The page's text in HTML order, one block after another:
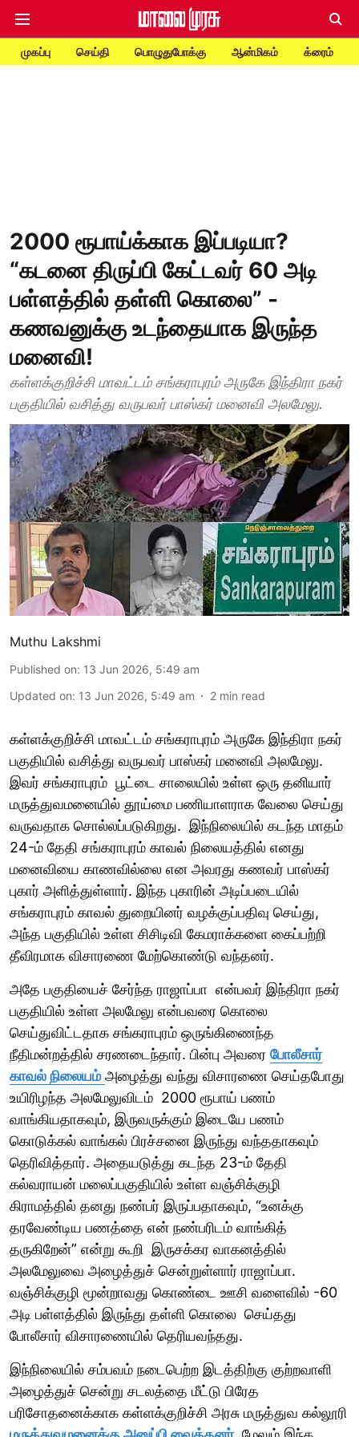
முகப்பு செய்தி பொழுதுபோக்கு ஆன்மிகம் க்ரைம்
2000 ரூபாய்க்காக இப்படியா?
“கடனை திருப்பி கேட்டவர் 60 அடி
பள்ளத்தில் தள்ளி கொலை” -
கணவனுக்கு உடந்தையாக இருந்த
மனைவி!
கள்ளக்குறிச்சி மாவட்டம் சங்கராபுரம் அருகே இந்திரா நகர்
பகுதியில் வசித்து வருபவர் பாஸ்கர் மனைவி அலமேலு.
Muthu Lakshmi
Published on: 13 Jun 2026, 5:49 am
Updated on: 13 Jun 2026, 5:49 am 2 min read
கள்ளக்குறிச்சி மாவட்டம் சங்கராபுரம் அருகே இந்திரா நகர்
பகுதியில் வசித்து வருபவர் பாஸ்கர் மனைவி அலமேலு.
இவர் சங்கராபுரம் பூட்டை சாலையில் உள்ள ஒரு தனியார்
மருத்துவமனையில் தூய்மை பணியாளராக வேலை செய்து
வருவதாக சொல்லப்படுகிறது. இந்நிலையில் கடந்த மாதம்
24-ம் தேதி சங்கராபுரம் காவல் நிலையத்தில் எனது
மனைவியை காணவில்லை என அவரது கணவர் பாஸ்கர்
புகார் அளித்துள்ளார். இந்த புகாரின் அடிப்படையில்
சங்கராபுரம் காவல் துறையினர் வழக்குப்பதிவு செய்து,
அந்த பகுதியில் உள்ள சிசிடிவி கேமராக்களை கைப்பற்றி
தீவிரமாக விசாரணை மேற்கொண்டு வந்தனர்.
அதே பகுதியைச் சேர்ந்த ராஜாப்பா என்பவர் இந்திரா நகர்
பகுதியில் உள்ள அலமேலு என்பவரை கொலை
செய்துவிட்டதாக சங்கராபுரம் ஒருங்கிணைந்த
நீதிமன்றத்தில் சரணடைந்தார். பின்பு அவரை போலீசார்
காவல் நிலையம் அழைத்து வந்து விசாரணை செய்தபோது
உயிரிழந்த அலமேலுவிடம் 2000 ரூபாய் பணம்
வாங்கியதாகவும், இருவருக்கும் இடையே பணம்
கொடுக்கல் வாங்கல் பிரச்சனை இருந்து வந்ததாகவும்
தெரிவித்தார். அதையடுத்து கடந்த 23-ம் தேதி
கல்வராயன் மலைப்பகுதியில் உள்ள வஞ்சிக்குழி
கிராமத்தில் தனது நண்பர் இருப்பதாகவும், “உனக்கு
தரவேண்டிய பணத்தை என் நண்பரிடம் வாங்கித்
தருகிறேன்” என்று கூறி இருசக்கர வாகனத்தில்
அலமேலுவை அழைத்துச் சென்றுள்ளார் ராஜாப்பா.
வஞ்சிக்குழி மூன்றாவது கொண்டை ஊசி வளைவில் -60
அடி பள்ளத்தில் இருந்து தள்ளி கொலை செய்தது
போலீசார் விசாரணையில் தெரியவந்தது.
இந்நிலையில் சம்பவம் நடைபெற்ற இடத்திற்கு குற்றவாளி
அழைத்துச் சென்று சடலத்தை மீட்டு பிரேத
பரிசோதனைக்காக கள்ளக்குறிச்சி அரசு மருத்துவ கல்லூரி